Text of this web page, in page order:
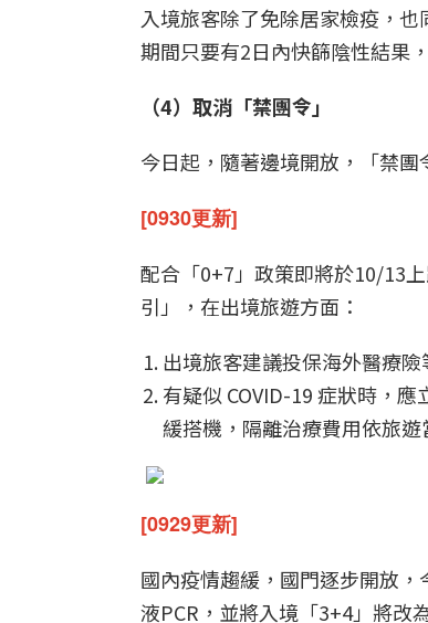
入境旅客除了免除居家檢疫，
期間只要有2日內快篩陰性結果
（4）取消「禁團令」
今日起，隨著邊境開放，「禁
[0930更新]
配合「0+7」政策即將於10/13
引」，在出境旅遊方面：
出境旅客建議投保海外醫療
有疑似 COVID-19 症狀時，
緩搭機，隔離治療費用依旅
[0929更新]
國內疫情趨緩，國門逐步開放
液PCR，並將入境「3+4」將改